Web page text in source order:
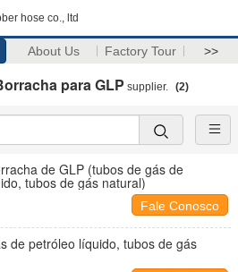
hose co., ltd
About Us Factory Tour >>
para GLP supplier. (2)
de GLP (tubos de gás de
tubos de gás natural)
Fale Conosco
de petróleo líquido, tubos de gás